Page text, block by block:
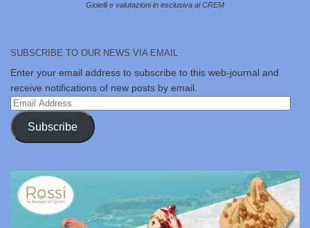
Gioielli e valutazioni in esclusiva al CREM
SUBSCRIBE TO OUR NEWS VIA EMAIL
Enter your email address to subscribe to this web-journal and
receive notifications of new posts by email.
Email
Address
Subscribe